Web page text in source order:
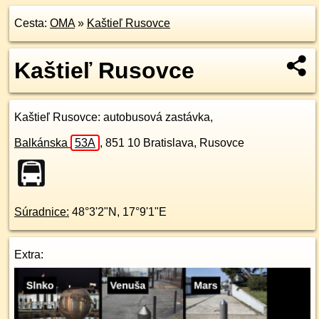
Cesta: OMA» Kaštieľ Rusovce
Kaštieľ Rusovce
Kaštieľ Rusovce: autobusová zastávka,
Balkánska 53A , 851 10 Bratislava, Rusovce
Súradnice: 48°3'2"N , 17°9'1"E
Extra: